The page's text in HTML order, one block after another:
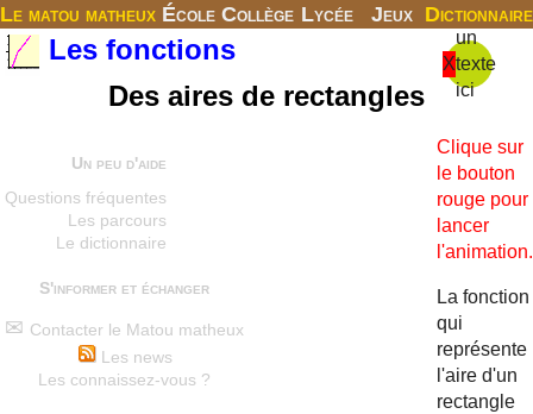
Le matou matheux École Collège Lycée Jeux Dictionnaire
X
un
texte
ici
Les fonctions
Des aires de rectangles
Clique sur
le bouton
rouge pour
lancer
l'animation.
La fonction
qui
représente
l'aire d'un
rectangle
S'informer et échanger
Contacter le Matou matheux
Les news
Les connaissez-vous ?
Un peu d'aide
Questions fréquentes
Les parcours
Le dictionnaire